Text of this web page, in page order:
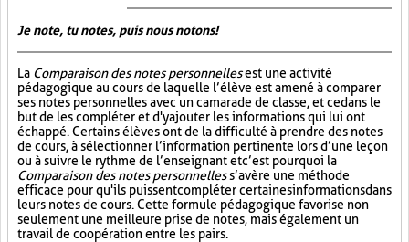
Je note, tu notes, puis nous notons!
La Comparaison des notes personnellesest une activité
pédagogique au cours de laquelle l’élève est amené à comparer
ses notes personnelles avec un camarade de classe, et ce dans le
but de les compléter et d'y ajouter les informations qui lui ont
échappé. Certains élèves ont de la difficulté à prendre des notes
de cours, à sélectionner l’information pertinente lors d’une leçon
ou à suivre le rythme de l’enseignant et c’est pourquoi la
Comparaison des notes personnelless’avère une méthode
efficace pour qu'ils puissent compléter certaines informations dans
leurs notes de cours. Cette formule pédagogique favorise non
seulement une meilleure prise de notes, mais également un
travail de coopération entre les pairs.